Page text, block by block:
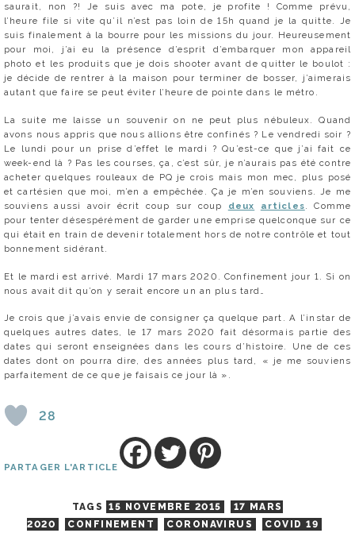
saurait, non ?! Je suis avec ma pote, je profite ! Comme prévu,
l’heure file si vite qu’il n’est pas loin de 15h quand je la quitte. Je
suis finalement à la bourre pour les missions du jour. Heureusement
pour moi, j’ai eu la présence d’esprit d’embarquer mon appareil
photo et les produits que je dois shooter avant de quitter le boulot :
je décide de rentrer à la maison pour terminer de bosser, j’aimerais
autant que faire se peut éviter l’heure de pointe dans le métro.
La suite me laisse un souvenir on ne peut plus nébuleux. Quand
avons nous appris que nous allions être confinés ? Le vendredi soir ?
Le lundi pour un prise d’effet le mardi ? Qu’est-ce que j’ai fait ce
week-end là ? Pas les courses, ça, c’est sûr, je n’aurais pas été contre
acheter quelques rouleaux de PQ je crois mais mon mec, plus posé
et cartésien que moi, m’en a empêchée. Ça je m’en souviens. Je me
souviens aussi avoir écrit coup sur coup deux articles . Comme
pour tenter désespérément de garder une emprise quelconque sur ce
qui était en train de devenir totalement hors de notre contrôle et tout
bonnement sidérant.
Et le mardi est arrivé. Mardi 17 mars 2020. Confinement jour 1. Si on
nous avait dit qu’on y serait encore un an plus tard…
Je crois que j’avais envie de consigner ça quelque part. A l’instar de
quelques autres dates, le 17 mars 2020 fait désormais partie des
dates qui seront enseignées dans les cours d’histoire. Une de ces
dates dont on pourra dire, des années plus tard, « je me souviens
parfaitement de ce que je faisais ce jour là ».
28
PARTAGER L'ARTICLE
TAGS 15 NOVEMBRE 2015
17 MARS
2020
CONFINEMENT CORONAVIRUS COVID 19